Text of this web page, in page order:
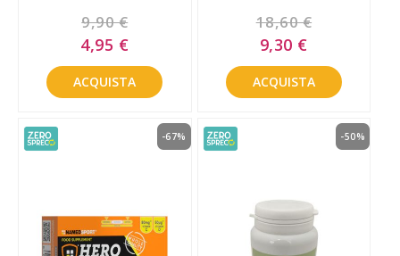
9,90 €
Special
Price
4,95 €
ACQUISTA
18,60 €
Special
Price
9,30 €
ACQUISTA
-67% -50%